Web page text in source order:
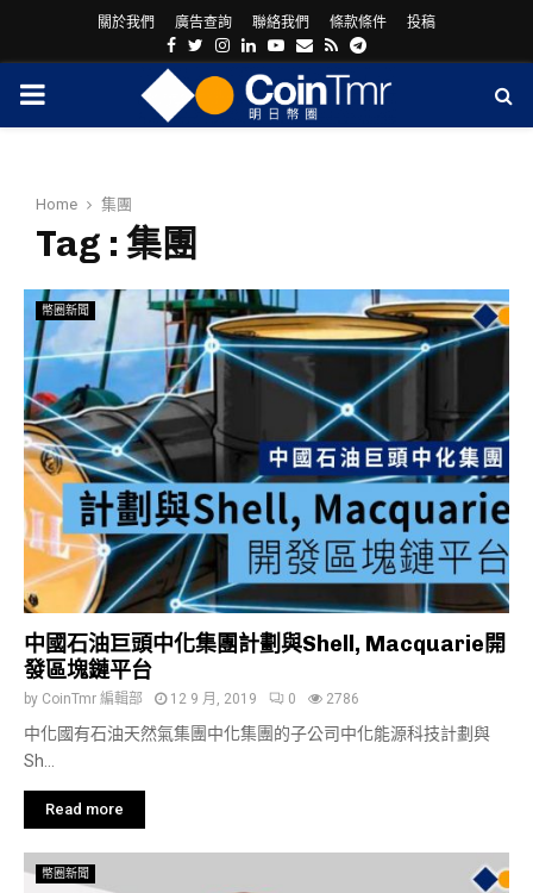
關於我們 廣告查詢 聯絡我們 條款條件 投稿
Facebook
Twitter
Instagram
LinkedinYoutube
Email
RssTelegram
PRIMARY
Home 集團
Tag : 集團
幣圈新聞
中國石油巨頭中化集團計劃與Shell, Macquarie開
發區塊鏈平台
by CoinTmr 編輯部 12 9 月, 2019 0 2786
中化國有石油天然氣集團中化集團的子公司中化能源科技計劃與
Sh...
Read more
幣圈新聞